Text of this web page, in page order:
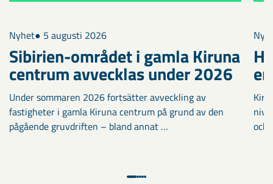
Nyhet● 5 augusti 2026
Sibirien-området i gamla Kiruna
centrum avvecklas under 2026
Under sommaren 2026 fortsätter avveckling av
fastigheter i gamla Kiruna centrum på grund av den
pågående gruvdriften – bland annat …
och